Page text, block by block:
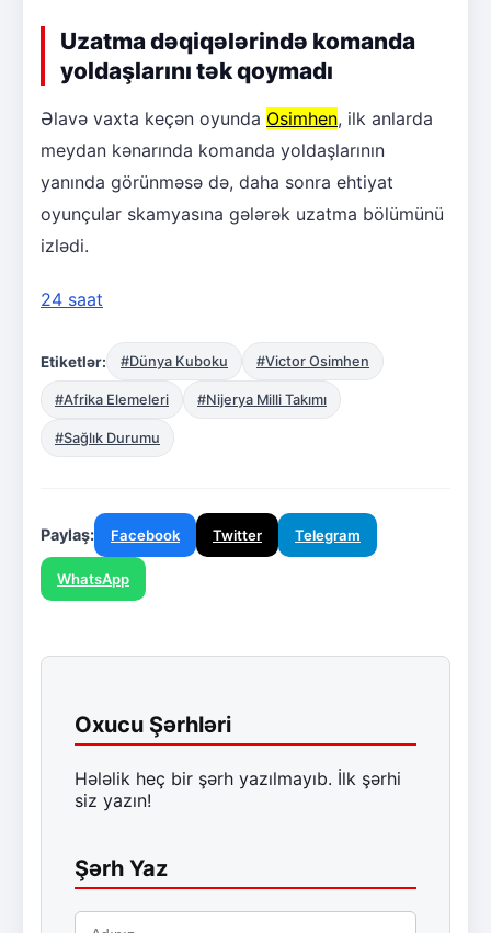
Uzatma dəqiqələrində komanda
yoldaşlarını tək qoymadı
Əlavə vaxta keçən oyunda Osimhen, ilk anlarda
meydan kənarında komanda yoldaşlarının
yanında görünməsə də, daha sonra ehtiyat
oyunçular skamyasına gələrək uzatma bölümünü
izlədi.
24 saat
Etiketlər: #Dünya Kuboku #Victor Osimhen
#Afrika Elemeleri #Nijerya Milli Takımı
#Sağlık Durumu
Paylaş: Facebook Twitter Telegram
WhatsApp
Oxucu Şərhləri
Hələlik heç bir şərh yazılmayıb. İlk şərhi
siz yazın!
Şərh Yaz